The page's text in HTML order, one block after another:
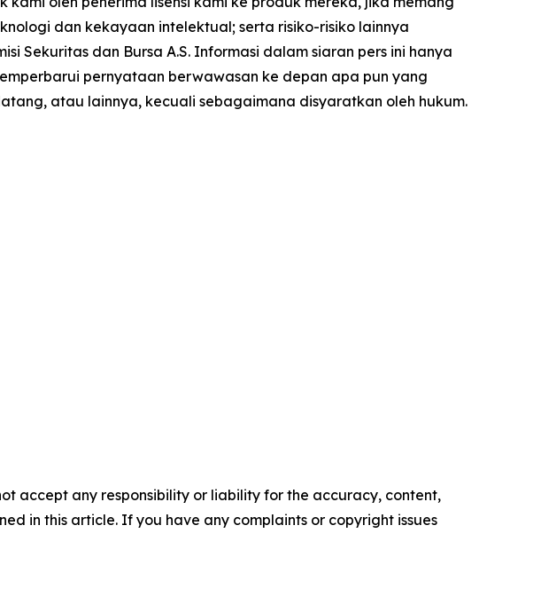
dan kekayaan intelektual; serta risiko-risiko lainnya
Sekuritas dan Bursa A.S. Informasi dalam siaran pers ini hanya
pernyataan berwawasan ke depan apa pun yang
atau lainnya, kecuali sebagaimana disyaratkan oleh hukum.
accept any responsibility or liability for the accuracy, content,
in this article. If you have any complaints or copyright issues